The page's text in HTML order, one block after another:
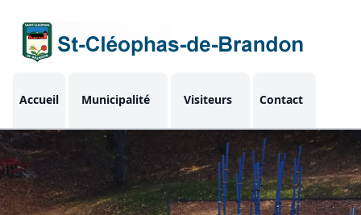
Accueil Municipalité Visiteurs Contact